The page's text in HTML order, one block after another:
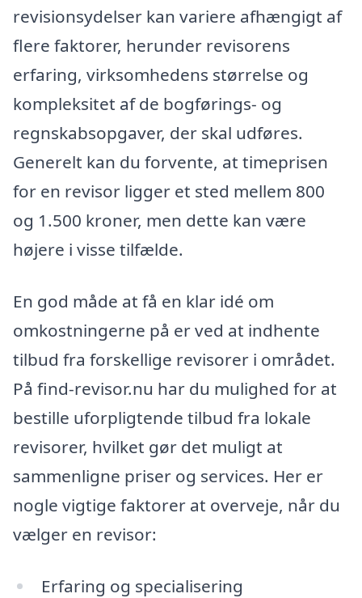
revisionsydelser kan variere afhængigt af
flere faktorer, herunder revisorens
erfaring, virksomhedens størrelse og
kompleksitet af de bogførings- og
regnskabsopgaver, der skal udføres.
Generelt kan du forvente, at timeprisen
for en revisor ligger et sted mellem 800
og 1.500 kroner, men dette kan være
højere i visse tilfælde.
En god måde at få en klar idé om
omkostningerne på er ved at indhente
tilbud fra forskellige revisorer i området.
På find-revisor.nu har du mulighed for at
bestille uforpligtende tilbud fra lokale
revisorer, hvilket gør det muligt at
sammenligne priser og services. Her er
nogle vigtige faktorer at overveje, når du
vælger en revisor:
Erfaring og specialisering